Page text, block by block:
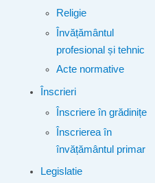
Religie
Învățământul
profesional și tehnic
Acte normative
Înscrieri
Înscriere în grădinițe
Înscrierea în
învățământul primar
Legislatie